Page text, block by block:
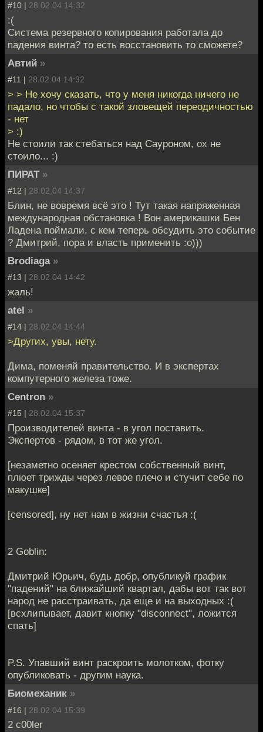
#10 | 28.02.04 14:32
:(
Система резервного копирования работала до
падения винта? то есть восстановить то сможете?
Автий »
#11 | 28.02.04 14:32
> > Не хочу сказать, что у меня никогда ничего не
падало, но чтобы с такой зловещей переодичностью
- нет
> :)
Не стоили так стебаться над Сауроном, ох не
стоило... :)
ПИРАТ »
#12 | 28.02.04 14:37
Блин, не вовремя всё это ! Тут такая напряженная
международная обстановка ! Вон америкашки Бен
Ладена поймали, с кем теперь обсудить это событие
? Дмитрий, пора и власть применить :о)))
Brodiaga »
#13 | 28.02.04 14:42
жаль!
atel »
#14 | 28.02.04 14:44
>Других, увы, нету.
Дима, поменяй правительство. И в экспертах
компутерного железа тоже.
Centron »
#15 | 28.02.04 15:37
Производителей винта - в угол поставить.
Экспертов - рядом, в тот же угол.
[незаметно осеняет крестом собственный винт,
плюет трижды через левое плечо и стучит себе по
макушке]
[censored], ну нет нам в жизни счастья :(
2 Goblin:
Дмитрий Юрьич, будь добр, опубликуй график
"падений" на ближайший квартал, дабы вот так вот
народ не расстраивать, да еще и на выходных :(
[всхлипывает, давит кнопку "disconnect", ложится
спать]
P.S. Упавший винт раскроить молотком, фотку
опубликовать - другим наука.
Биомеханик »
#16 | 28.02.04 15:39
2 c00ler